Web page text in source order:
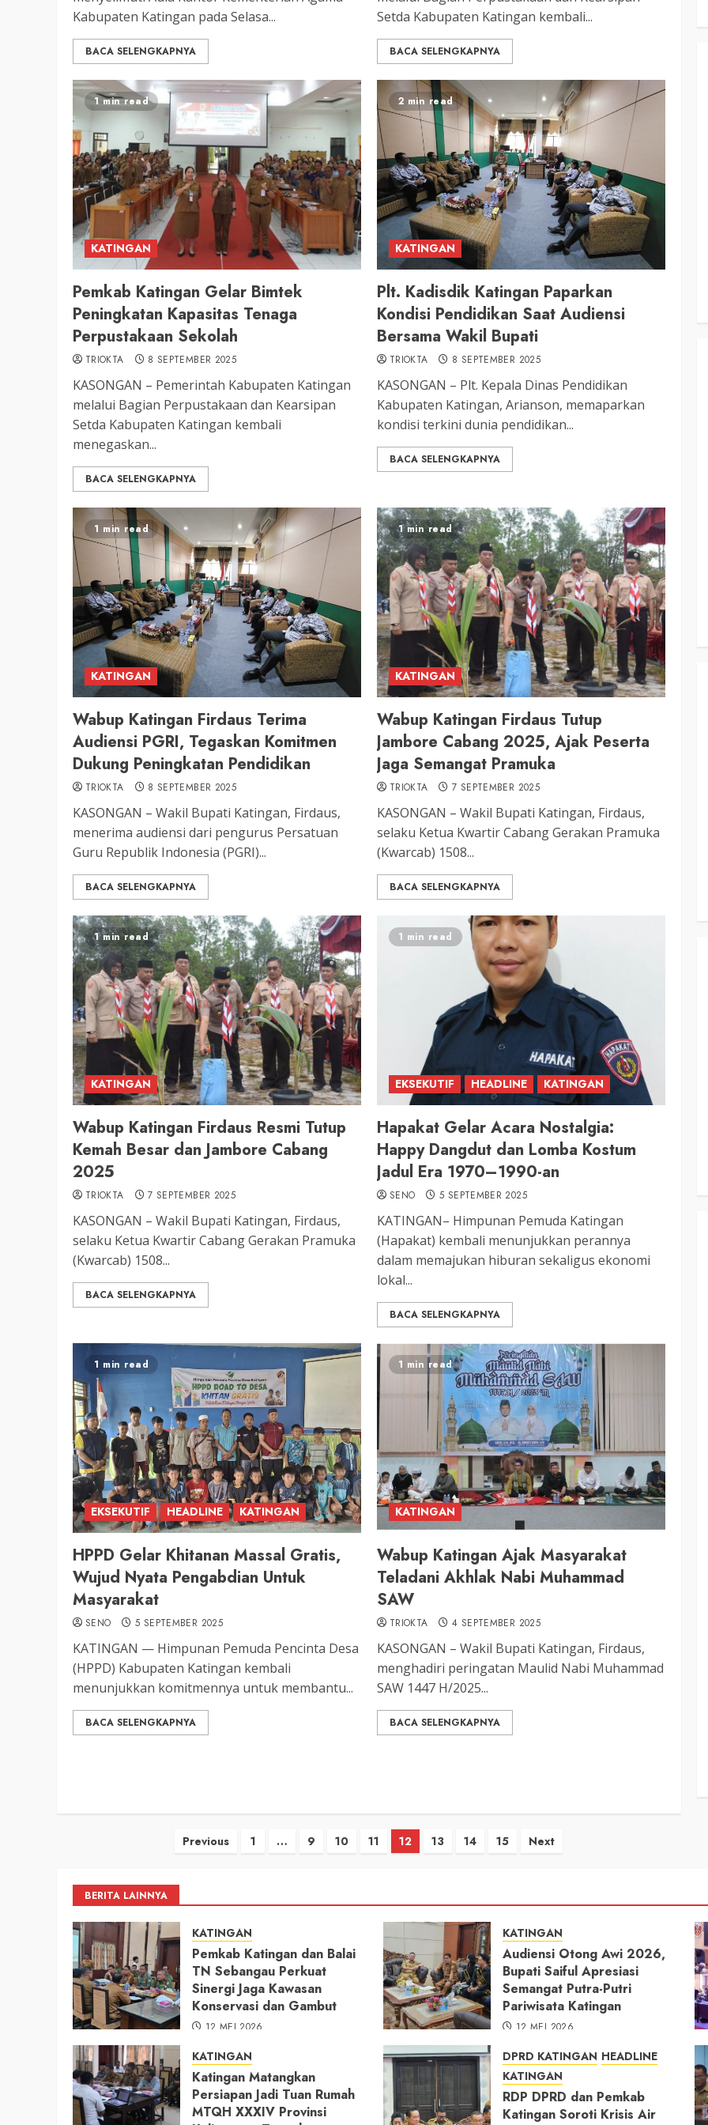
Kabupaten Katingan pada Selasa...
BACA SELENGKAPNYA
Setda Kabupaten Katingan kembali...
BACA SELENGKAPNYA
1 min read
KATINGAN
Pemkab Katingan Gelar Bimtek
Peningkatan Kapasitas Tenaga
Perpustakaan Sekolah
TRIOKTA 8 SEPTEMBER 2025
KASONGAN – Pemerintah Kabupaten Katingan
melalui Bagian Perpustakaan dan Kearsipan
Setda Kabupaten Katingan kembali
menegaskan...
BACA SELENGKAPNYA
2 min read
KATINGAN
Plt. Kadisdik Katingan Paparkan
Kondisi Pendidikan Saat Audiensi
Bersama Wakil Bupati
TRIOKTA 8 SEPTEMBER 2025
KASONGAN – Plt. Kepala Dinas Pendidikan
Kabupaten Katingan, Arianson, memaparkan
kondisi terkini dunia pendidikan...
BACA SELENGKAPNYA
1 min read
KATINGAN
Wabup Katingan Firdaus Terima
Audiensi PGRI, Tegaskan Komitmen
Dukung Peningkatan Pendidikan
TRIOKTA 8 SEPTEMBER 2025
KASONGAN – Wakil Bupati Katingan, Firdaus,
menerima audiensi dari pengurus Persatuan
Guru Republik Indonesia (PGRI)...
BACA SELENGKAPNYA
1 min read
KATINGAN
Wabup Katingan Firdaus Tutup
Jambore Cabang 2025, Ajak Peserta
Jaga Semangat Pramuka
TRIOKTA 7 SEPTEMBER 2025
KASONGAN – Wakil Bupati Katingan, Firdaus,
selaku Ketua Kwartir Cabang Gerakan Pramuka
(Kwarcab) 1508...
BACA SELENGKAPNYA
1 min read
KATINGAN
Wabup Katingan Firdaus Resmi Tutup
Kemah Besar dan Jambore Cabang
2025
TRIOKTA 7 SEPTEMBER 2025
KASONGAN – Wakil Bupati Katingan, Firdaus,
selaku Ketua Kwartir Cabang Gerakan Pramuka
(Kwarcab) 1508...
BACA SELENGKAPNYA
1 min read
EKSEKUTIF HEADLINE KATINGAN
Hapakat Gelar Acara Nostalgia:
Happy Dangdut dan Lomba Kostum
Jadul Era 1970–1990-an
SENO 5 SEPTEMBER 2025
KATINGAN– Himpunan Pemuda Katingan
(Hapakat) kembali menunjukkan perannya
dalam memajukan hiburan sekaligus ekonomi
lokal...
BACA SELENGKAPNYA
1 min read
EKSEKUTIF HEADLINE KATINGAN
HPPD Gelar Khitanan Massal Gratis,
Wujud Nyata Pengabdian Untuk
Masyarakat
SENO 5 SEPTEMBER 2025
KATINGAN — Himpunan Pemuda Pencinta Desa
(HPPD) Kabupaten Katingan kembali
menunjukkan komitmennya untuk membantu...
BACA SELENGKAPNYA
1 min read
KATINGAN
Wabup Katingan Ajak Masyarakat
Teladani Akhlak Nabi Muhammad
SAW
TRIOKTA 4 SEPTEMBER 2025
KASONGAN – Wakil Bupati Katingan, Firdaus,
menghadiri peringatan Maulid Nabi Muhammad
SAW 1447 H/2025...
BACA SELENGKAPNYA
Paginasi
Previous 1 … 9 10 11 12 13 14 15 Next
3 min read
DPRD KATINGAN
HEADLINE
KATINGAN
RDP DPRD dan Pemkab Katingan
Soroti Krisis Air Bersih, Insentif
Nakes Hingga Ancaman
Pencemaran Sungai
TRIOKTA
3 min read
KATINGAN
Pemkab Katingan dan Balai TN
Sebangau Perkuat Sinergi Jaga
Kawasan Konservasi dan Gambut
TRIOKTA
2 min read
DPRD KATINGAN
HEADLINE
LEGISLATIF
Ribuan Warga Katingan Padati
Halaman DPRD Rayakan Hari
Parlemen dengan Jalan Sehat
SENO 18 OKTOBER 2025
3 min read
DPRD KATINGAN
HEADLINE
KATINGAN
RDP DPRD dan Pemkab Katingan
Soroti Krisis Air Bersih, Insentif
Nakes Hingga Ancaman
Pencemaran Sungai
TRIOKTA 11 MEI 2026
BERITA LAINNYA
KATINGAN
Pemkab Katingan dan Balai
TN Sebangau Perkuat
Sinergi Jaga Kawasan
Konservasi dan Gambut
12 MEI 2026
KATINGAN
Audiensi Otong Awi 2026,
Bupati Saiful Apresiasi
Semangat Putra-Putri
Pariwisata Katingan
12 MEI 2026
KATINGAN
Katingan Matangkan
Persiapan Jadi Tuan Rumah
MTQH XXXIV Provinsi
DPRD KATINGAN HEADLINE
KATINGAN
RDP DPRD dan Pemkab
Katingan Soroti Krisis Air